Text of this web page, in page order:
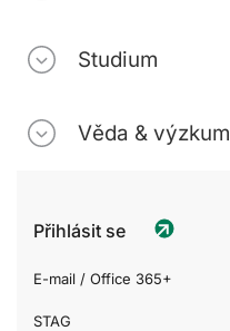
Studium
Věda & výzkum
Přihlásit se
E-mail / Office 365+
STAG